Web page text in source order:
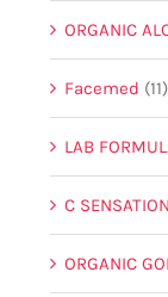
ORGANIC
Facemed (11)
LAB
C SENSATION
ORGANIC